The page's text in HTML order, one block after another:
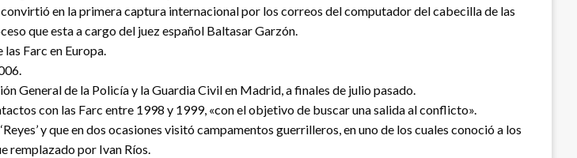
en la primera captura internacional por los correos del computador del cabecilla de las
que esta a cargo del juez español Baltasar Garzón.
las Farc en Europa.
General de la Policía y la Guardia Civil en Madrid, a finales de julio pasado.
con las Farc entre 1998 y 1999, «con el objetivo de buscar una salida al conflicto».
y que en dos ocasiones visitó campamentos guerrilleros, en uno de los cuales conoció a los
remplazado por Ivan Ríos.